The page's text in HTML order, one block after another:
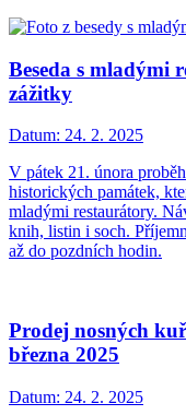
Beseda s mladými
zážitky
Datum: 24. 2. 2025
V pátek 21. února
historických památek,
mladými restaurátory.
knih, listin i soch.
až do pozdních hodin.
Prodej nosných
března 2025
Datum: 24. 2. 2025